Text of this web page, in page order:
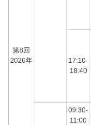
第8回
2026年
17:10-
18:40
09:30-
11:00